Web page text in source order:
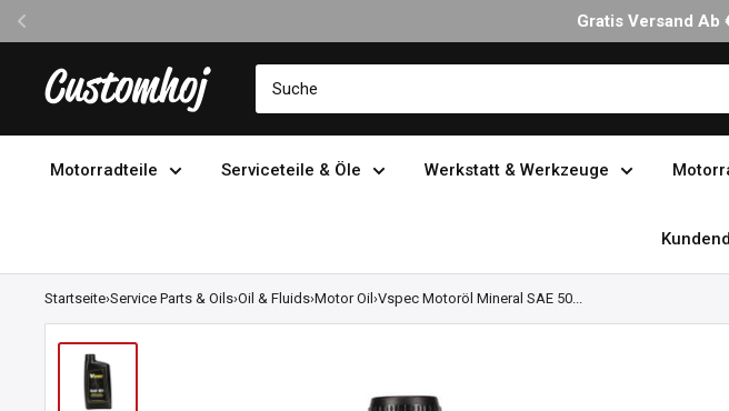
Gratis Versand
Customhoj
Motorradteile Serviceteile & Öle Werkstatt & Werkzeuge
Startseite›Service Parts & Oils›Oil & Fluids›Motor Oil ›Vspec Motoröl Mineral SAE 50...